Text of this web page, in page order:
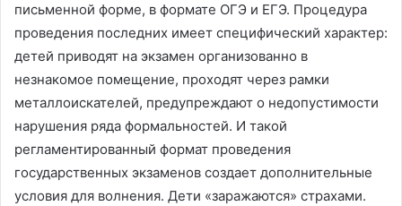
письменной форме, в формате ОГЭ и ЕГЭ. Процедура
проведения последних имеет специфический характер:
детей приводят на экзамен организованно в
незнакомое помещение, проходят через рамки
металлоискателей, предупреждают о недопустимости
нарушения ряда формальностей. И такой
регламентированный формат проведения
государственных экзаменов создает дополнительные
условия для волнения. Дети «заражаются» страхами.